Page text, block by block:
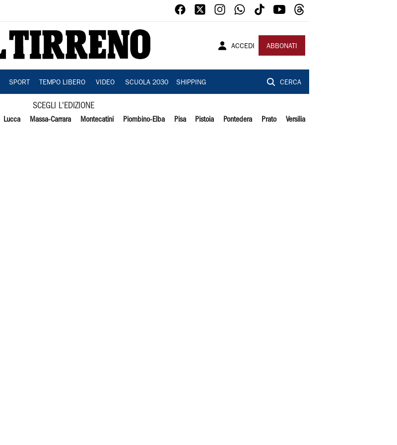
ACCEDI ABBONATI
SPORT TEMPO LIBERO VIDEO SCUOLA 2030 SHIPPING CERCA
SCEGLI L'EDIZIONE
Lucca Massa-Carrara Montecatini Piombino-Elba Pisa Pistoia Pontedera Prato Versilia